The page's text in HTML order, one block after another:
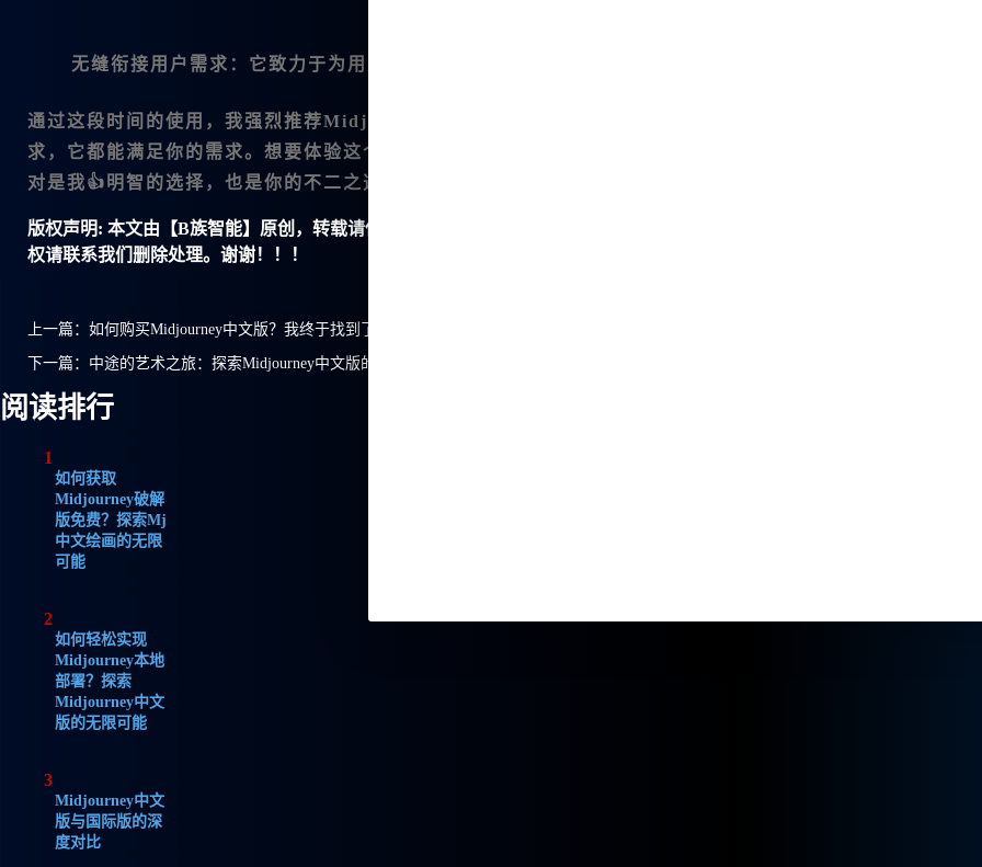
无缝衔接用户需求 ：它致力于为用户提供更好的体验，支持多种创作形式的转换。
通过这段时间的使用，我强烈推荐Midjourney中文版给所有热爱绘画和创作的朋友。无论是兴趣使然还|是专
求，它都能满足你的需求。想要体验这个神奇的工具👍，欢迎访问😊
对是我👍明智的选择，也是你的不二之选！
版权声明: 本文由【B族智能】原创，转载请保留链接: https://www.bzu.cn/news/show/4729.html，部分文章内容来源网络，
权请联系我们删除处理。谢谢！！！
上一篇： 如何购买Midjourney中文版？我终于找到了答案！
下一篇： 中途的艺术之旅：探索Midjourney中文版的魅力
阅读排行
1
如何获取
Midjourney破解
版免费？探索Mj
中文绘画的无限
可能
2
如何轻松实现
Midjourney本地
部署？探索
Midjourney中文
版的无限可能
3
Midjourney中文
版与国际版的深
度对比